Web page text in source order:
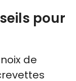
pour
de